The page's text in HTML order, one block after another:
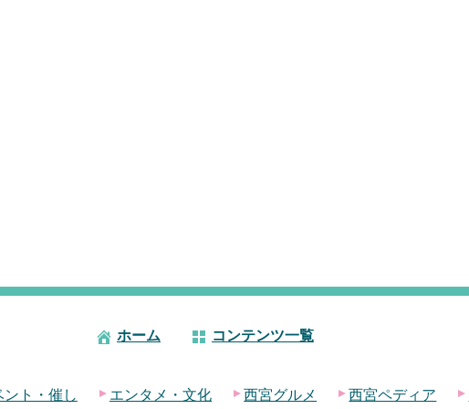
ホーム コンテンツ一覧
ント・催し エンタメ・文化 西宮グルメ 西宮ペディア